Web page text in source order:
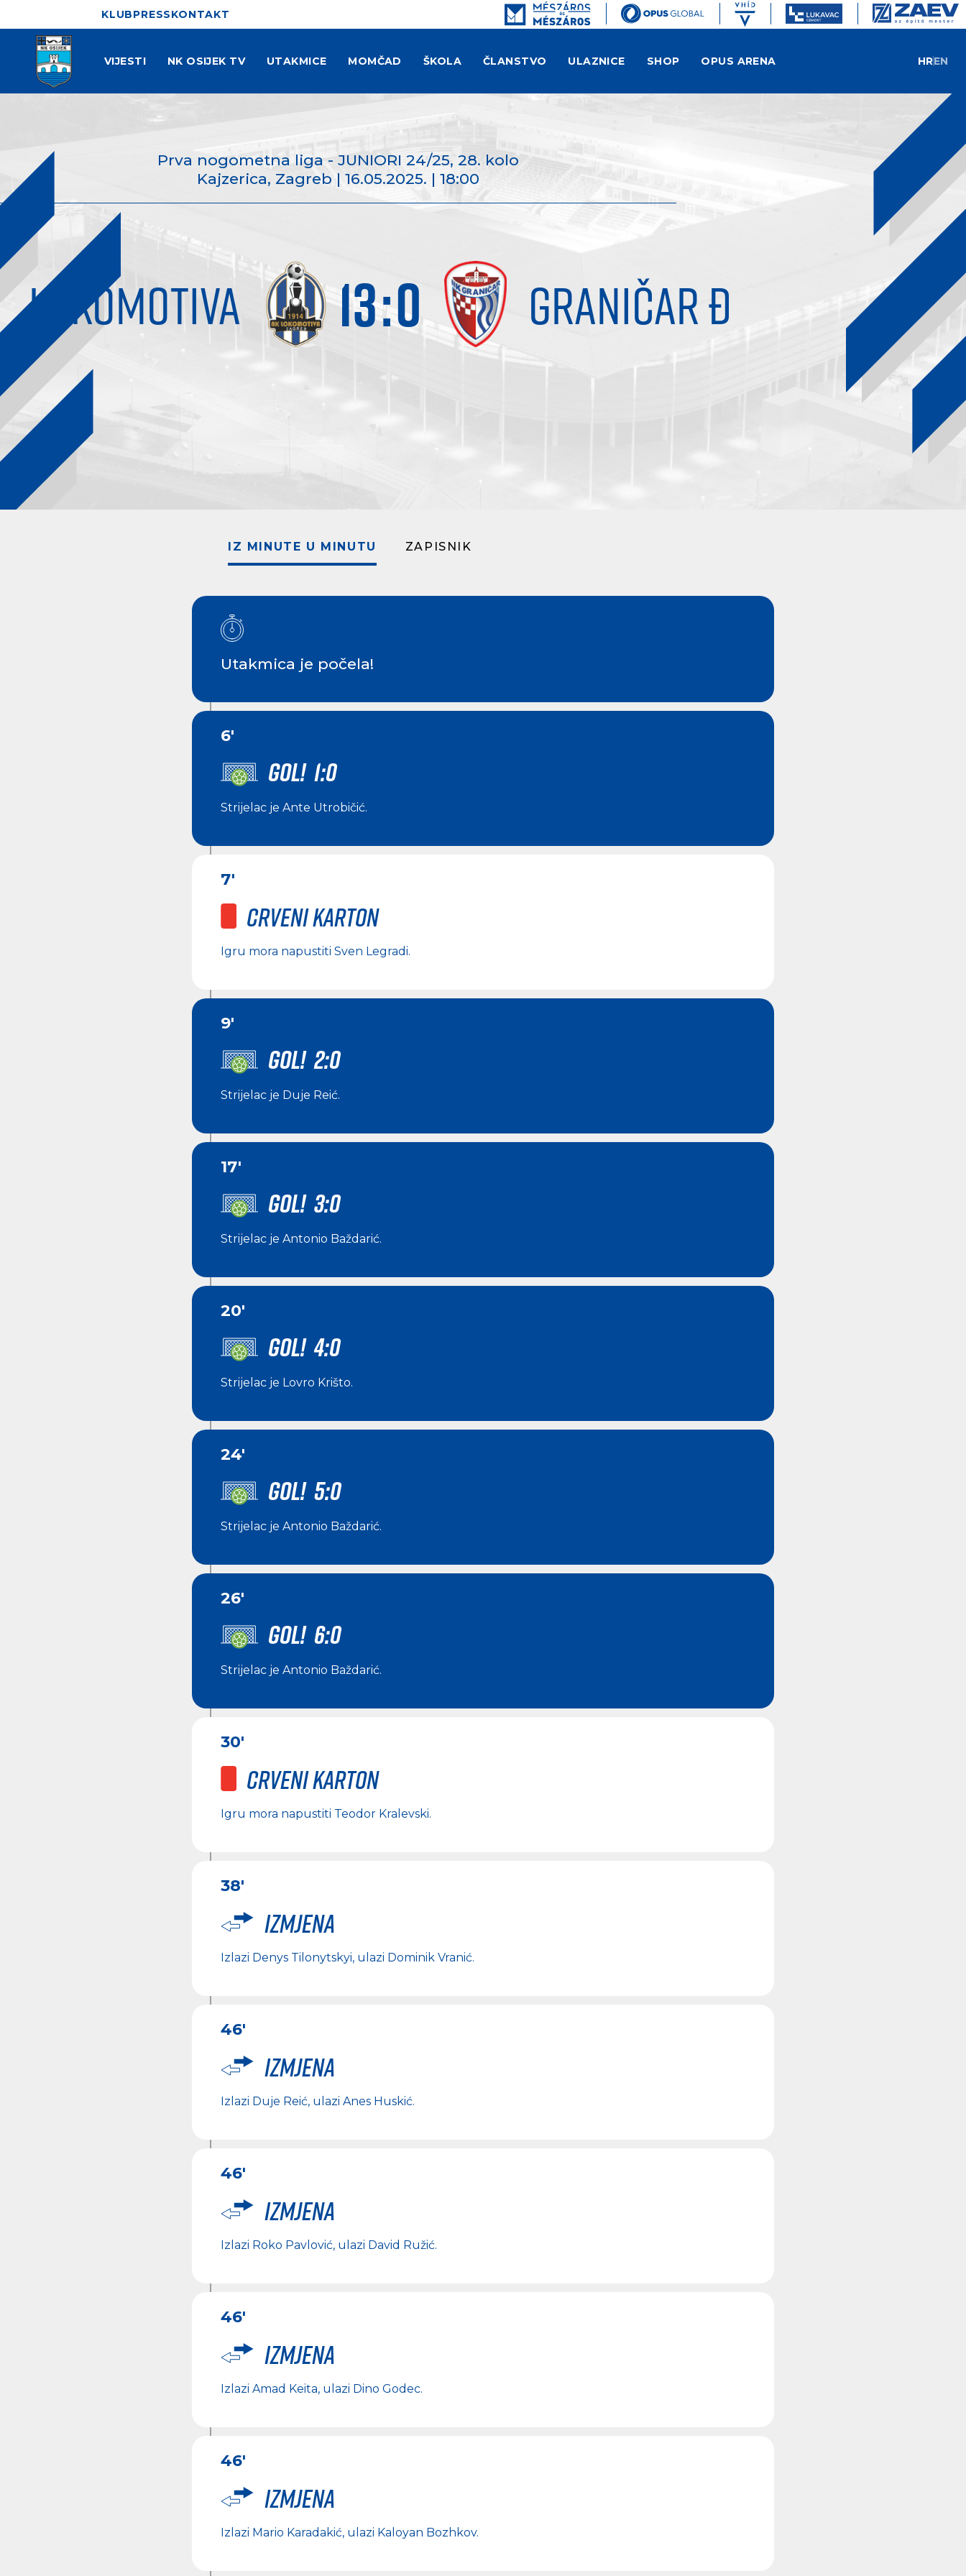
KLUBPRESSKONTAKT
VIJESTI NK OSIJEK TV UTAKMICE MOMČAD ŠKOLA ČLANSTVO ULAZNICE SHOP OPUS ARENA HREN
Prva nogometna liga - JUNIORI 24/25, 28. kolo
Kajzerica, Zagreb | 16.05.2025. | 18:00
LOKOMOTIVA GRANIČAR Đ
13:0
IZ MINUTE U MINUTU ZAPISNIK
Utakmica je počela!
6'
GOL! 1:0
Strijelac je Ante Utrobičić.
7'
Crveni karton
Igru mora napustiti Sven Legradi.
9'
GOL! 2:0
Strijelac je Duje Reić.
17'
GOL! 3:0
Strijelac je Antonio Baždarić.
20'
GOL! 4:0
Strijelac je Lovro Krišto.
24'
GOL! 5:0
Strijelac je Antonio Baždarić.
26'
GOL! 6:0
Strijelac je Antonio Baždarić.
30'
Crveni karton
Igru mora napustiti Teodor Kralevski.
38'
Izmjena
Izlazi Denys Tilonytskyi, ulazi Dominik Vranić.
46'
Izmjena
Izlazi Duje Reić, ulazi Anes Huskić.
46'
Izmjena
Izlazi Roko Pavlović, ulazi David Ružić.
46'
Izmjena
Izlazi Amad Keita, ulazi Dino Godec.
46'
Izmjena
Izlazi Mario Karadakić, ulazi Kaloyan Bozhkov.